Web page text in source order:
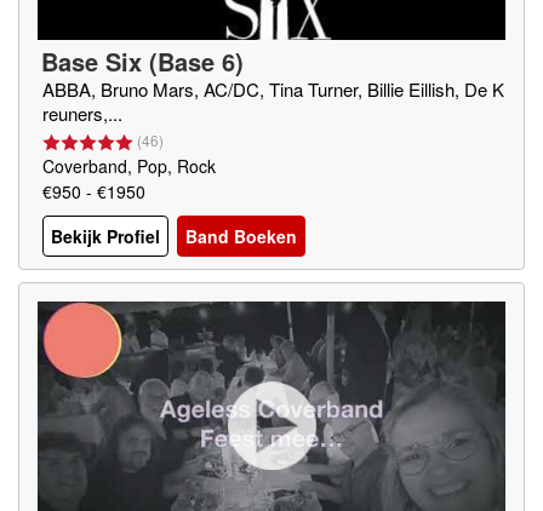
Base Six (Base 6)
ABBA, Bruno Mars, AC/DC, Tina Turner, Billie Eillish, De K
reuners,...
(46)
Coverband, Pop, Rock
€950 - €1950
Bekijk Profiel
Band Boeken